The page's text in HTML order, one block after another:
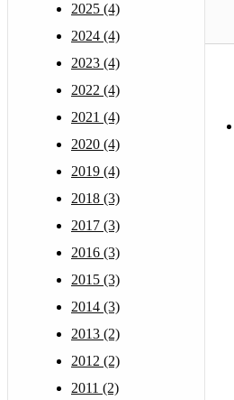
2025 (4)
2024 (4)
2023 (4)
2022 (4)
2021 (4)
2020 (4)
2019 (4)
2018 (3)
2017 (3)
2016 (3)
2015 (3)
2014 (3)
2013 (2)
2012 (2)
2011 (2)